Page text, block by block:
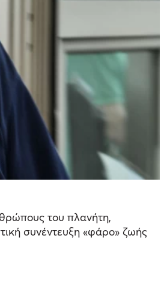
του πλανήτη,
συνέντευξη «φάρο» ζωής